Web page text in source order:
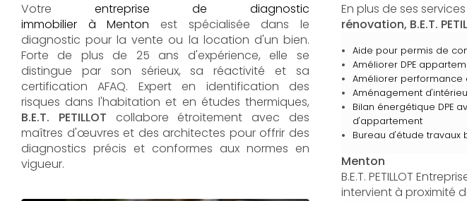
Votre entreprise de diagnostic
immobilier à Menton est spécialisée dans le
diagnostic pour la vente ou la location d'un bien.
Forte de plus de 25 ans d'expérience, elle se
distingue par son sérieux, sa réactivité et sa
certification AFAQ. Expert en identification des
risques dans l'habitation et en études thermiques,
B.E.T. PETILLOT collabore étroitement avec des
maîtres d'œuvres et des architectes pour offrir des
diagnostics précis et conformes aux normes en
vigueur.
En plus de ses services
rénovation, B.E.T.
Aide pour permis de
Améliorer DPE
Améliorer performance
Aménagement
Bilan énergétique DPE
d'appartement
Bureau d'étude travaux
Menton
B.E.T. PETILLOT
intervient à proximité